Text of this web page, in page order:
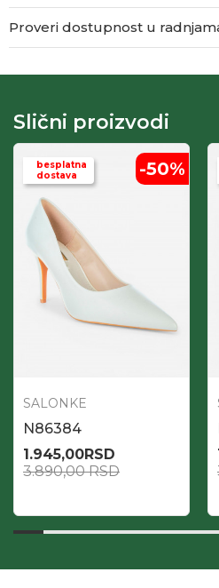
Proveri dostupnost u
Slični proizvodi
besplatna
dostava
-50%
SALONKE
N86384
1.945,00RSD
3.890,00RSD